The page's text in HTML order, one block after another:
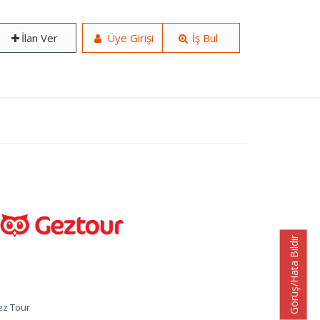
İlan Ver Üye Girişi İş Bul
Görüş/Hata Bildir
Tour